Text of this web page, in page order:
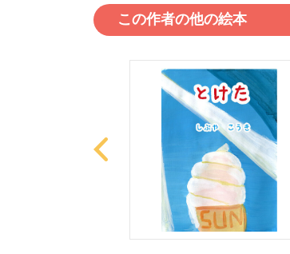
この作者の他の絵本